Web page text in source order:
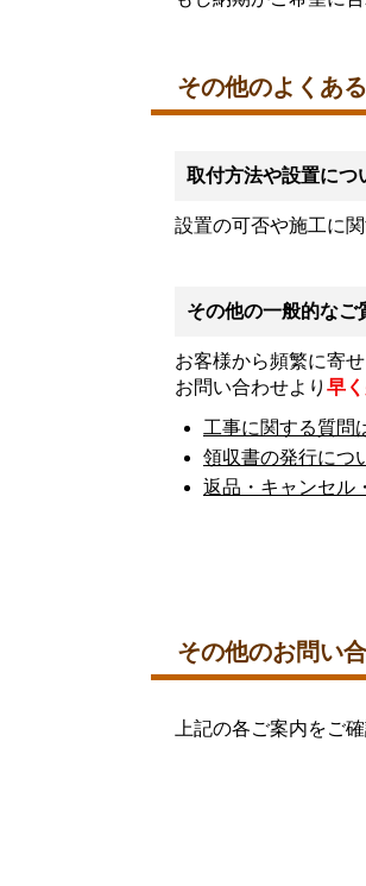
その他のよくあ
取付方法や設置につ
設置の可否や施工に
その他の一般的なご
お客様から頻繁に寄
お問い合わせより 早
工事に関する質問
領収書の発行につ
返品・キャンセル
その他のお問い
上記の各ご案内をご